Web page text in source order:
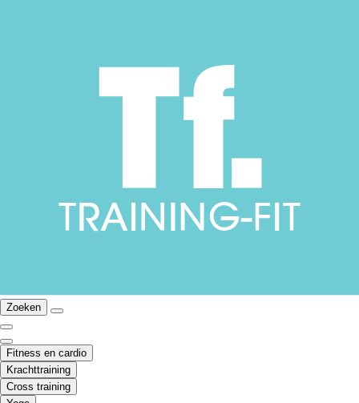
Zoeken
Fitness en cardio
Krachttraining
Cross training